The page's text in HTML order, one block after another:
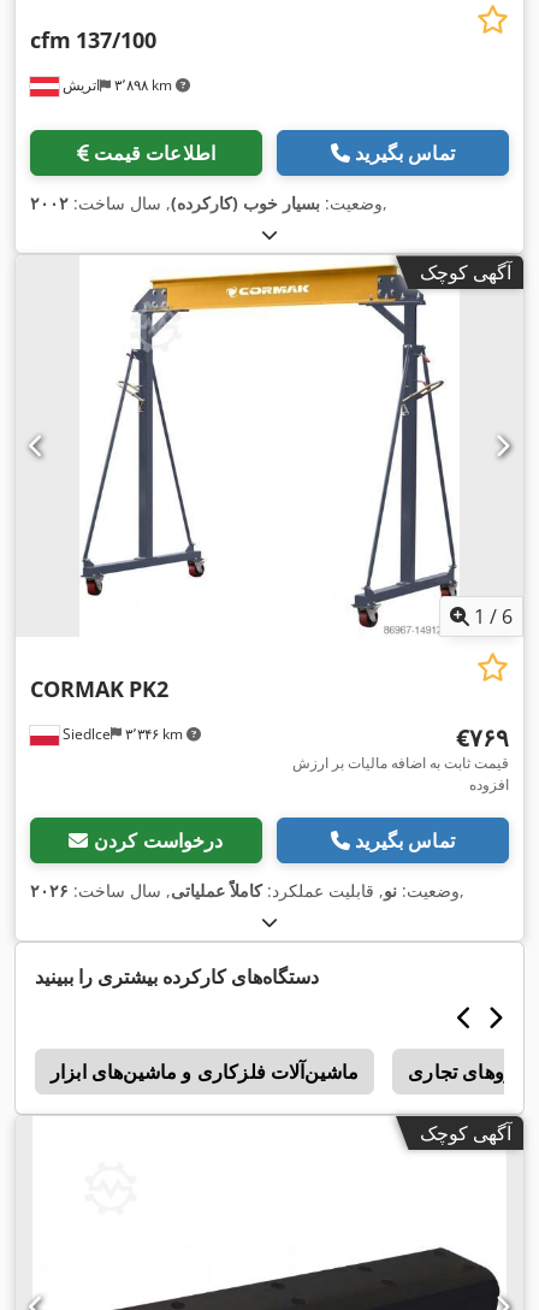
اتریش ۳٬۸۹۸ km
cfm 137/100
اطلاعات قیمت تماس بگیرید
وضعیت: بسیار خوب (کارکرده), سال ساخت: ۲۰۰۲ ,
آگهی کوچک
1 / 6
Siedlce ۳٬۳۴۶ km
CORMAK PK2
‎€۷۶۹
قیمت ثابت به اضافه مالیات بر ارزش
افزوده
درخواست کردن تماس بگیرید
وضعیت: نو, قابلیت عملکرد:کاملاً عملیاتی, سال ساخت: ۲۰۲۶ ,
دستگاه‌های کارکرده بیشتری را ببینید
ماشین‌آلات فلزکاری و ماشین‌های ابزار تجاری
آگهی کوچک